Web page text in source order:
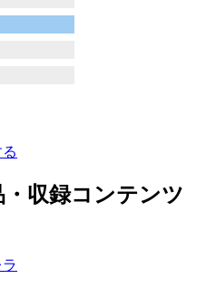
収録コンテンツ